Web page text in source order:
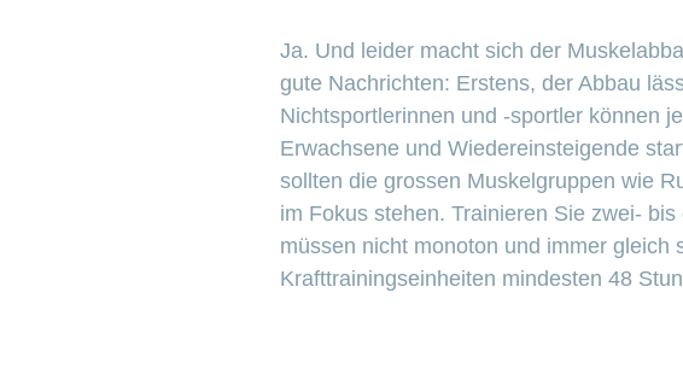
Ja. Und leider macht sich der
gute Nachrichten: Erstens, der Abbau
Nichtsportlerinnen und -sportler können
Erwachsene und Wiedereinsteigende
sollten die grossen Muskelgruppen wie
im Fokus stehen. Trainieren Sie zwei-
müssen nicht monoton und immer gleich
Krafttrainingseinheiten mindesten 48